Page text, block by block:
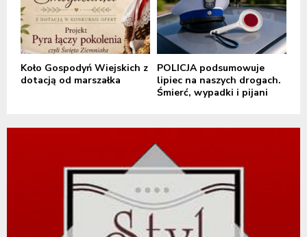
Koło Gospodyń Wiejskich z
dotacją od marszałka
POLICJA podsumowuje
lipiec na naszych drogach.
Śmierć, wypadki i pijani